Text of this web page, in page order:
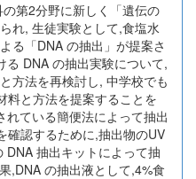
第2分野に新しく「遺伝の
れ, 生徒実験として,食塩水
る「DNA の抽出」が提案さ
DNA の抽出実験について,
方法を再検討し, 中学校でも
料と方法を提案することを
れている簡便法によって抽出
確認するために,抽出物のUV
抽出キットによって抽
,DNA の抽出液として,4%食